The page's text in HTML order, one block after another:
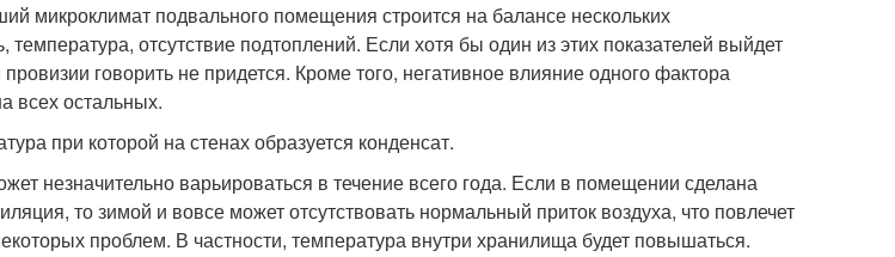
микроклимат подвального помещения строится на балансе нескольких
отсутствие подтоплений. Если хотя бы один из этих показателей выйдет
говорить не придется. Кроме того, негативное влияние одного фактора
всех остальных.
при которой на стенах образуется конденсат.
незначительно варьироваться в течение всего года. Если в помещении сделана
то зимой и вовсе может отсутствовать нормальный приток воздуха, что повлечет
проблем. В частности, температура внутри хранилища будет повышаться.